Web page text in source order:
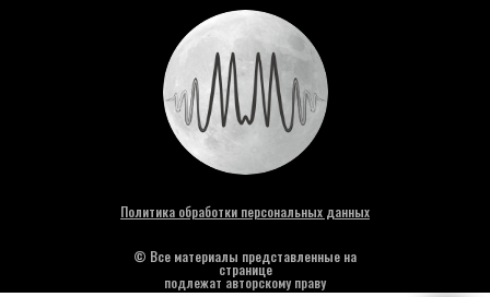
© Все материалы представленные на
странице
подлежат авторскому праву
Политика обработки персональных данных